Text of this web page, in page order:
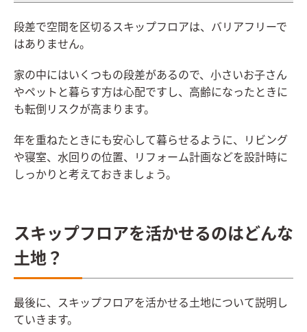
段差で空間を区切るスキップフロアは、バリアフリーで
はありません。
家の中にはいくつもの段差があるので、小さいお子さん
やペットと暮らす方は心配ですし、高齢になったときに
も転倒リスクが高まります。
年を重ねたときにも安心して暮らせるように、リビング
や寝室、水回りの位置、リフォーム計画などを設計時に
しっかりと考えておきましょう。
スキップフロアを活かせるのはどんな
土地？
最後に、スキップフロアを活かせる土地について説明し
ていきます。